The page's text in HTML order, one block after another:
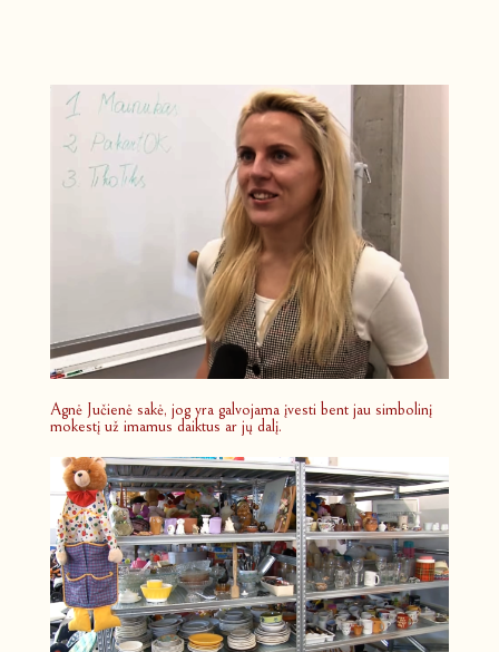
Agnė Jučienė sakė, jog yra galvojama įvesti bent jau simbolinį
mokestį už imamus daiktus ar jų dalį.